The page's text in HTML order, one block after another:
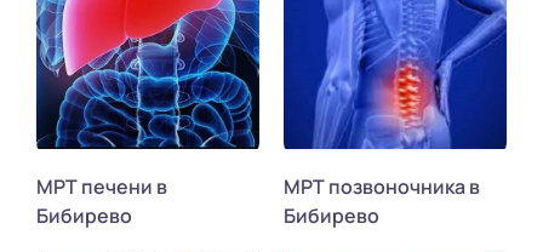
МРТ печени в
Бибирево
МРТ позвоночника в
Бибирево